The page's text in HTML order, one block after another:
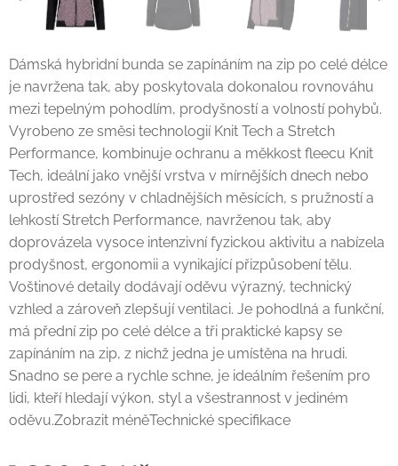
Dámská hybridní bunda se zapínáním na zip po celé délce
je navržena tak, aby poskytovala dokonalou rovnováhu
mezi tepelným pohodlím, prodyšností a volností pohybů.
Vyrobeno ze směsi technologií Knit Tech a Stretch
Performance, kombinuje ochranu a měkkost fleecu Knit
Tech, ideální jako vnější vrstva v mírnějších dnech nebo
uprostřed sezóny v chladnějších měsících, s pružností a
lehkostí Stretch Performance, navrženou tak, aby
doprovázela vysoce intenzivní fyzickou aktivitu a nabízela
prodyšnost, ergonomii a vynikající přizpůsobení tělu.
Voštinové detaily dodávají oděvu výrazný, technický
vzhled a zároveň zlepšují ventilaci. Je pohodlná a funkční,
má přední zip po celé délce a tři praktické kapsy se
zapínáním na zip, z nichž jedna je umístěna na hrudi.
Snadno se pere a rychle schne, je ideálním řešením pro
lidi, kteří hledají výkon, styl a všestrannost v jediném
oděvu.Zobrazit méněTechnické specifikace